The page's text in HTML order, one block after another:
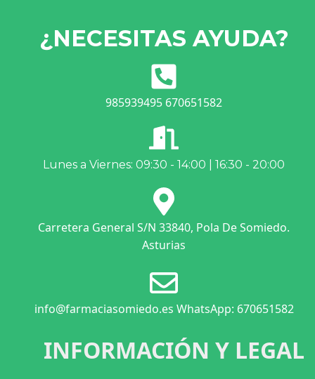
¿NECESITAS AYUDA?
985939495 670651582
Lunes a Viernes: 09:30 - 14:00 | 16:30 - 20:00
Carretera General S/N 33840, Pola De Somiedo.
Asturias
info@farmaciasomiedo.es WhatsApp: 670651582
INFORMACIÓN Y LEGAL